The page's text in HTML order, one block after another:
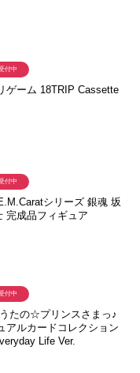
ゲーム 18TRIP Cassette
付中
シリーズ 銀魂 坂
完成品フィギュア
付中
うたの☆プリンスさまっ♪
アルカードコレクション
Life Ver.
付中